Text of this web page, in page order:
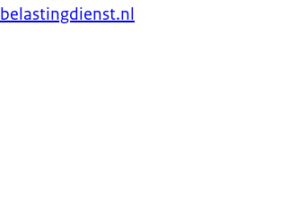
belastingdienst.nl